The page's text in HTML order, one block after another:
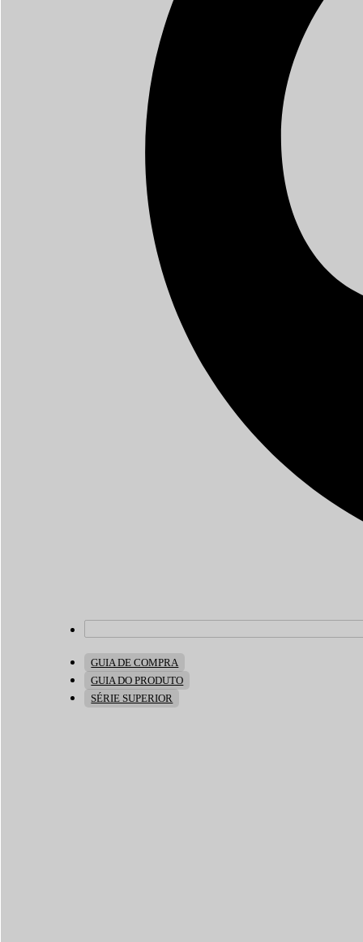
GUIA DE COMPRA
GUIA DO PRODUTO
SÉRIE SUPERIOR